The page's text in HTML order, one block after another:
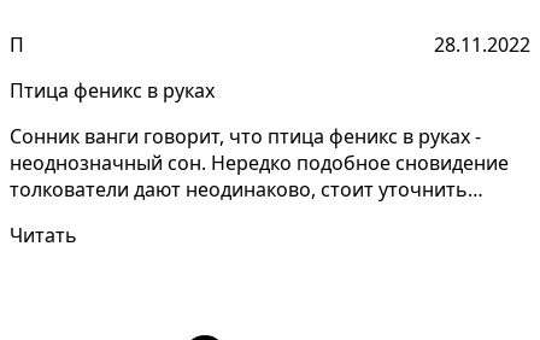
П
28.11.2022
Птица феникс в руках
Сонник ванги говорит, что птица феникс в руках -
неоднозначный сон. Нередко подобное сновидение
толкователи дают неодинаково, стоит уточнить
Читать